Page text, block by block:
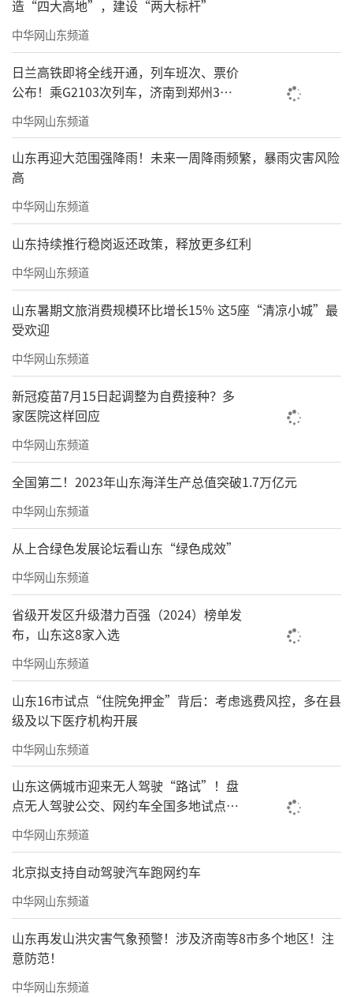
造“四大高地”，建设“两大标杆”
中华网山东频道
日兰高铁即将全线开通，列车班次、票价
公布！乘G2103次列车，济南到郑州3小
时到达
中华网山东频道
山东再迎大范围强降雨！未来一周降雨频繁，暴雨灾害风险
高
中华网山东频道
山东持续推行稳岗返还政策，释放更多红利
中华网山东频道
山东暑期文旅消费规模环比增长15% 这5座“清凉小城”最
受欢迎
中华网山东频道
新冠疫苗7月15日起调整为自费接种？多
家医院这样回应
中华网山东频道
全国第二！2023年山东海洋生产总值突破1.7万亿元
中华网山东频道
从上合绿色发展论坛看山东“绿色成效”
中华网山东频道
省级开发区升级潜力百强（2024）榜单发
布，山东这8家入选
中华网山东频道
山东16市试点“住院免押金”背后：考虑逃费风控，多在县
级及以下医疗机构开展
中华网山东频道
山东这俩城市迎来无人驾驶“路试”！盘
点无人驾驶公交、网约车全国多地试点之
路
中华网山东频道
北京拟支持自动驾驶汽车跑网约车
中华网山东频道
山东再发山洪灾害气象预警！涉及济南等8市多个地区！注
意防范！
中华网山东频道